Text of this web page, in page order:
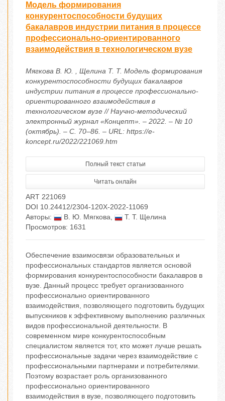
Модель формирования
конкурентоспособности будущих
бакалавров индустрии питания в процессе
профессионально-ориентированного
взаимодействия в технологическом вузе
Мягкова В. Ю. , Щелина Т. Т. Модель формирования
конкурентоспособности будущих бакалавров
индустрии питания в процессе профессионально-
ориентированного взаимодействия в
технологическом вузе // Научно-методический
электронный журнал «Концепт». – 2022. – № 10
(октябрь). – С. 70–86. – URL: https://e-
koncept.ru/2022/221069.htm
Полный текст статьи
Читать онлайн
ART 221069
DOI 10.24412/2304-120X-2022-11069
Авторы:
В. Ю. Мягкова,
Т. Т. Щелина
Просмотров: 1631
Обеспечение взаимосвязи образовательных и
профессиональных стандартов является основой
формирования конкурентоспособности бакалавров в
вузе. Данный процесс требует организованного
профессионально ориентированного
взаимодействия, позволяющего подготовить будущих
выпускников к эффективному выполнению различных
видов профессиональной деятельности. В
современном мире конкурентоспособным
специалистом является тот, кто может лучше решать
профессиональные задачи через взаимодействие с
профессиональными партнерами и потребителями.
Поэтому возрастает роль организованного
профессионально ориентированного
взаимодействия в вузе, позволяющего подготовить